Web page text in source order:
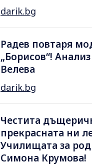
darik.bg
Радев повтаря
„Борисов“!
Велева
darik.bg
Честита
прекрасната ни
Училищата за
Симона Крумова!